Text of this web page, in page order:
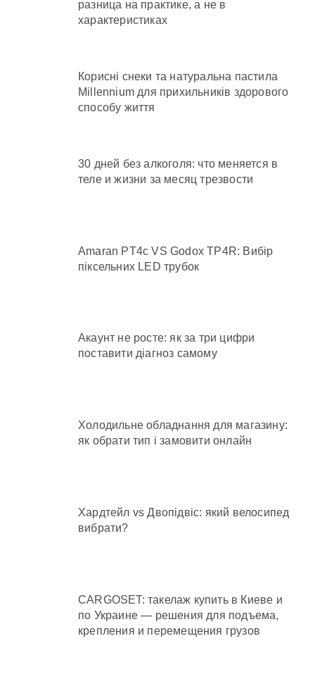
разница на практике, а не в
характеристиках
Корисні снеки та натуральна пастила
Millennium для прихильників здорового
способу життя
30 дней без алкоголя: что меняется в
теле и жизни за месяц трезвости
Amaran PT4c VS Godox TP4R: Вибір
піксельних LED трубок
Акаунт не росте: як за три цифри
поставити діагноз самому
Холодильне обладнання для магазину:
як обрати тип і замовити онлайн
Хардтейл vs Двопідвіс: який велосипед
вибрати?
CARGOSET: такелаж купить в Киеве и
по Украине — решения для подъема,
крепления и перемещения грузов